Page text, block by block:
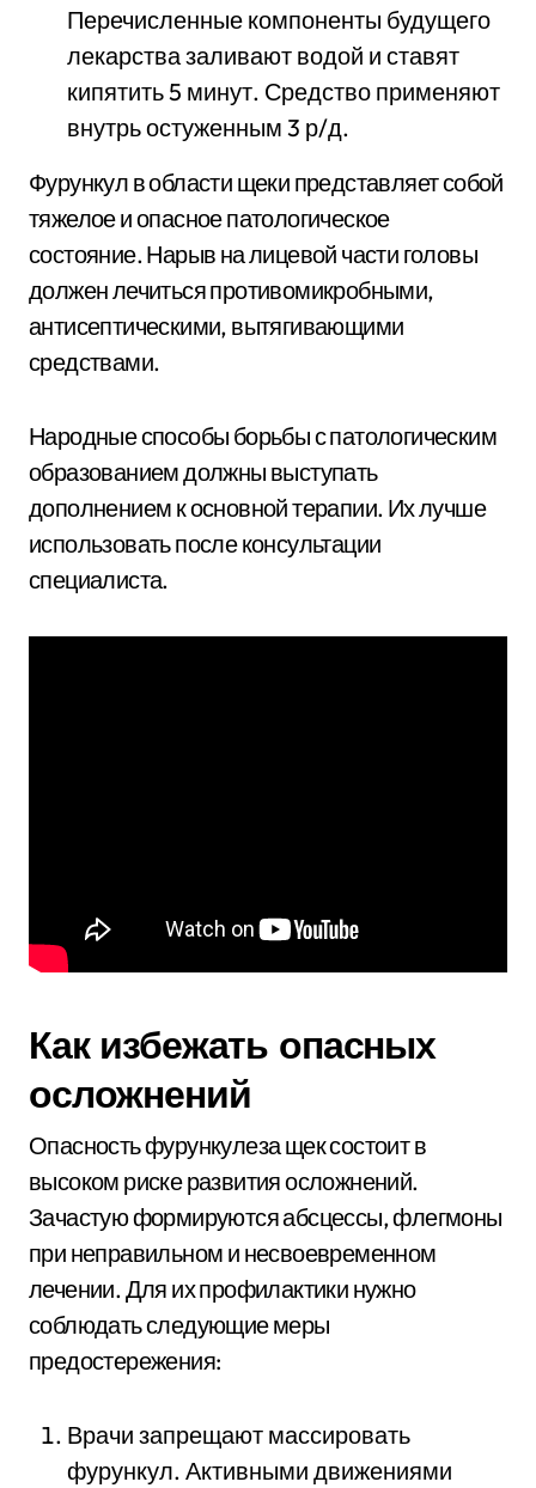
Перечисленные компоненты будущего
лекарства заливают водой и ставят
кипятить 5 минут. Средство применяют
внутрь остуженным 3 р/д.
Фурункул в области щеки представляет собой
тяжелое и опасное патологическое
состояние. Нарыв на лицевой части головы
должен лечиться противомикробными,
антисептическими, вытягивающими
средствами.
Народные способы борьбы с патологическим
образованием должны выступать
дополнением к основной терапии. Их лучше
использовать после консультации
специалиста.
Как избежать опасных
осложнений
Опасность фурункулеза щек состоит в
высоком риске развития осложнений.
Зачастую формируются абсцессы, флегмоны
при неправильном и несвоевременном
лечении. Для их профилактики нужно
соблюдать следующие меры
предостережения:
Врачи запрещают массировать
фурункул. Активными движениями